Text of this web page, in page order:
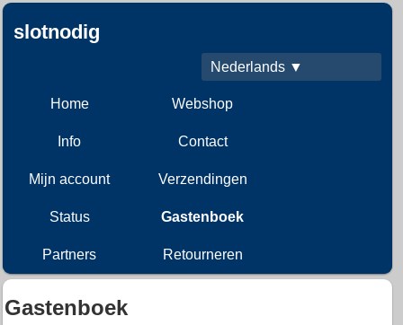
slotnodig
Nederlands ▼
Home Webshop
Info Contact
Mijn account Verzendingen
Status Gastenboek
Partners Retourneren
Gastenboek